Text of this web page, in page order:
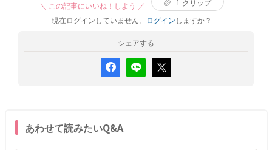
＼ この記事にいいね！しよう ／
現在ログインしていません。
ログインしますか？
シェアする
あわせて読みたいQ&A